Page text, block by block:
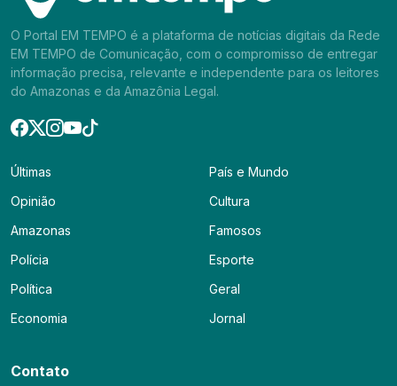
O Portal EM TEMPO é a plataforma de notícias digitais da Rede
EM TEMPO de Comunicação, com o compromisso de entregar
informação precisa, relevante e independente para os leitores
do Amazonas e da Amazônia Legal.
Últimas
Opinião
Amazonas
Polícia
Política
Economia
País e Mundo
Cultura
Famosos
Esporte
Geral
Jornal
Contato